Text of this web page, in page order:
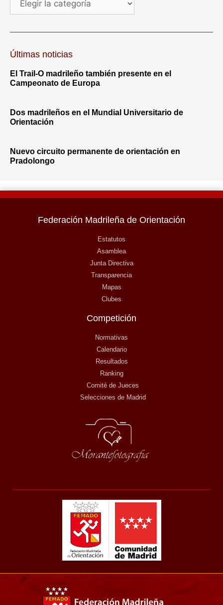
Últimas noticias
El Trail-O madrileño también presente en el
Campeonato de Europa
Dos madrileños en el Mundial Universitario de
Orientación
Nuevo circuito permanente de orientación en
Pradolongo
Federación Madrileña de Orientación
Estatutos
Asamblea
Junta Directiva
Transparencia
Mapas
Clubes
Competición
Normativas
Calendario
Resultados
Ranking
Comité de Jueces
Selecciones de Madrid